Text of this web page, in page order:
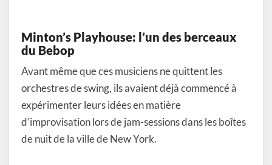
Minton’s Playhouse: l’un des berceaux
du Bebop
Avant même que ces musiciens ne quittent les
orchestres de swing, ils avaient déjà commencé à
expérimenter leurs idées en matière
d’improvisation lors de jam-sessions dans les boîtes
de nuit de la ville de New York.